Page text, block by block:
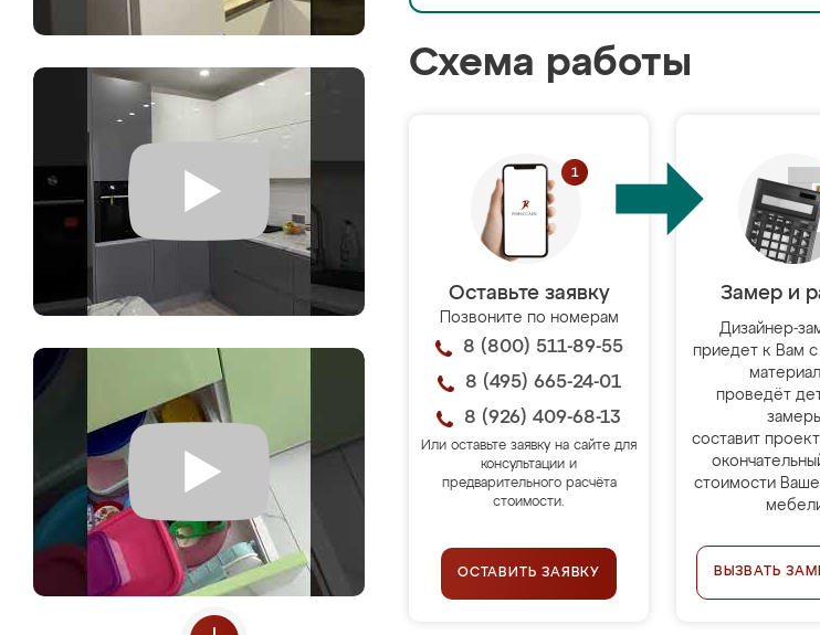
Схема работы
Оставьте заявку
Позвоните по номерам
8 (800) 511-89-55
8 (495) 665-24-01
8 (926) 409-68-13
Или оставьте заявку на сайте для
консультации и
предварительного расчёта
стоимости.
ОСТАВИТЬ ЗАЯВКУ
Замер и
Дизайнер-
приедет к Вам с
проведёт
составит
стоимости
ВЫЗВАТЬ